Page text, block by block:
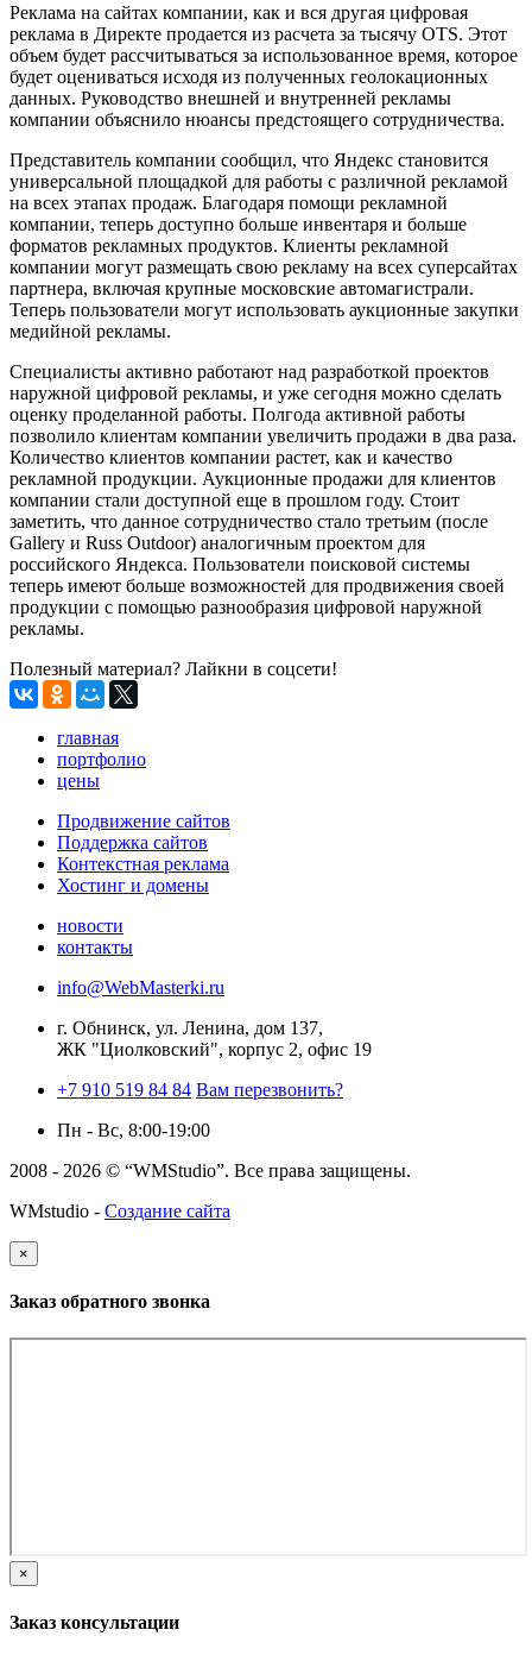
Реклама на сайтах компании, как и вся другая цифровая
реклама в Директе продается из расчета за тысячу OTS. Этот
объем будет рассчитываться за использованное время, которое
будет оцениваться исходя из полученных геолокационных
данных. Руководство внешней и внутренней рекламы
компании объяснило нюансы предстоящего сотрудничества.
Представитель компании сообщил, что Яндекс становится
универсальной площадкой для работы с различной рекламой
на всех этапах продаж. Благодаря помощи рекламной
компании, теперь доступно больше инвентаря и больше
форматов рекламных продуктов. Клиенты рекламной
компании могут размещать свою рекламу на всех суперсайтах
партнера, включая крупные московские автомагистрали.
Теперь пользователи могут использовать аукционные закупки
медийной рекламы.
Специалисты активно работают над разработкой проектов
наружной цифровой рекламы, и уже сегодня можно сделать
оценку проделанной работы. Полгода активной работы
позволило клиентам компании увеличить продажи в два раза.
Количество клиентов компании растет, как и качество
рекламной продукции. Аукционные продажи для клиентов
компании стали доступной еще в прошлом году. Стоит
заметить, что данное сотрудничество стало третьим (после
Gallery и Russ Outdoor) аналогичным проектом для
российского Яндекса. Пользователи поисковой системы
теперь имеют больше возможностей для продвижения своей
продукции с помощью разнообразия цифровой наружной
рекламы.
Полезный материал? Лайкни в соцсети!
главная
портфолио
цены
Продвижение сайтов
Поддержка сайтов
Контекстная реклама
Хостинг и домены
новости
контакты
info@WebMasterki.ru
г. Обнинск, ул. Ленина, дом 137,
ЖК "Циолковский", корпус 2, офис 19
+7 910 519 84 84 Вам перезвонить?
Пн - Вс, 8:00-19:00
2008 - 2026 © “WMStudio”. Все права защищены.
WMstudio - Создание сайта
×
Заказ обратного звонка
×
Заказ консультации